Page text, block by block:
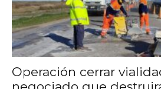
Operación cerrar